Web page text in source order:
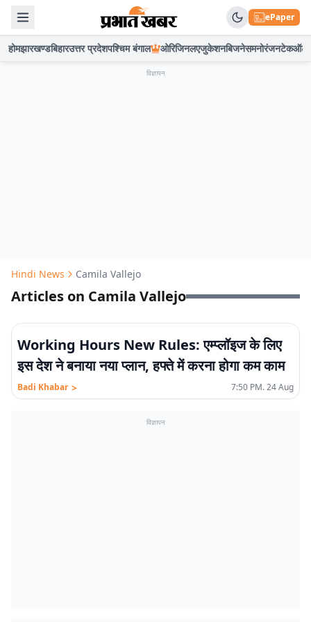
ePaper
होमझारखण्डबिहारउत्तर प्रदेशपश्चिम बंगाल ओरिजिनलएजुकेशनबिजनेसमनोरंजनटेकऑटो
विज्ञापन
Hindi News Camila Vallejo
Articles on Camila Vallejo
Working Hours New Rules: एम्प्लॉइज के लिए
इस देश ने बनाया नया प्लान, हफ्ते में करना होगा कम काम
Badi Khabar > 7:50 PM. 24 Aug
विज्ञापन